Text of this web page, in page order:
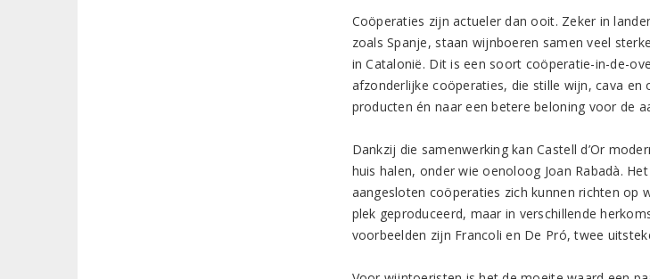
Coöperaties zijn actueler dan ooit. Zeker in
zoals Spanje, staan wijnboeren samen veel
in Catalonië. Dit is een soort coöperatie-in-de-
afzonderlijke coöperaties, die stille wijn, cava
producten én naar een betere beloning voor de
Dankzij die samenwerking kan Castell d’Or
huis halen, onder wie oenoloog Joan Rabadà.
aangesloten coöperaties zich kunnen richten op
plek geproduceerd, maar in verschillende
voorbeelden zijn Francoli en De Pró, twee